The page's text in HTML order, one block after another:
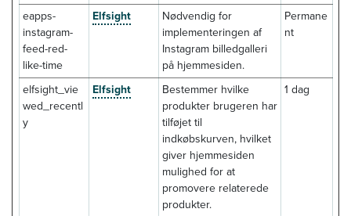
eapps-
instagram-
feed-red-
like-time
Elfsight
Nødvendig for
implementeringen af
Instagram billedgalleri
på hjemmesiden.
Permane
nt
elfsight_vie
wed_recentl
y
Elfsight
Bestemmer hvilke
produkter brugeren har
tilføjet til
indkøbskurven, hvilket
giver hjemmesiden
mulighed for at
promovere relaterede
produkter.
1 dag